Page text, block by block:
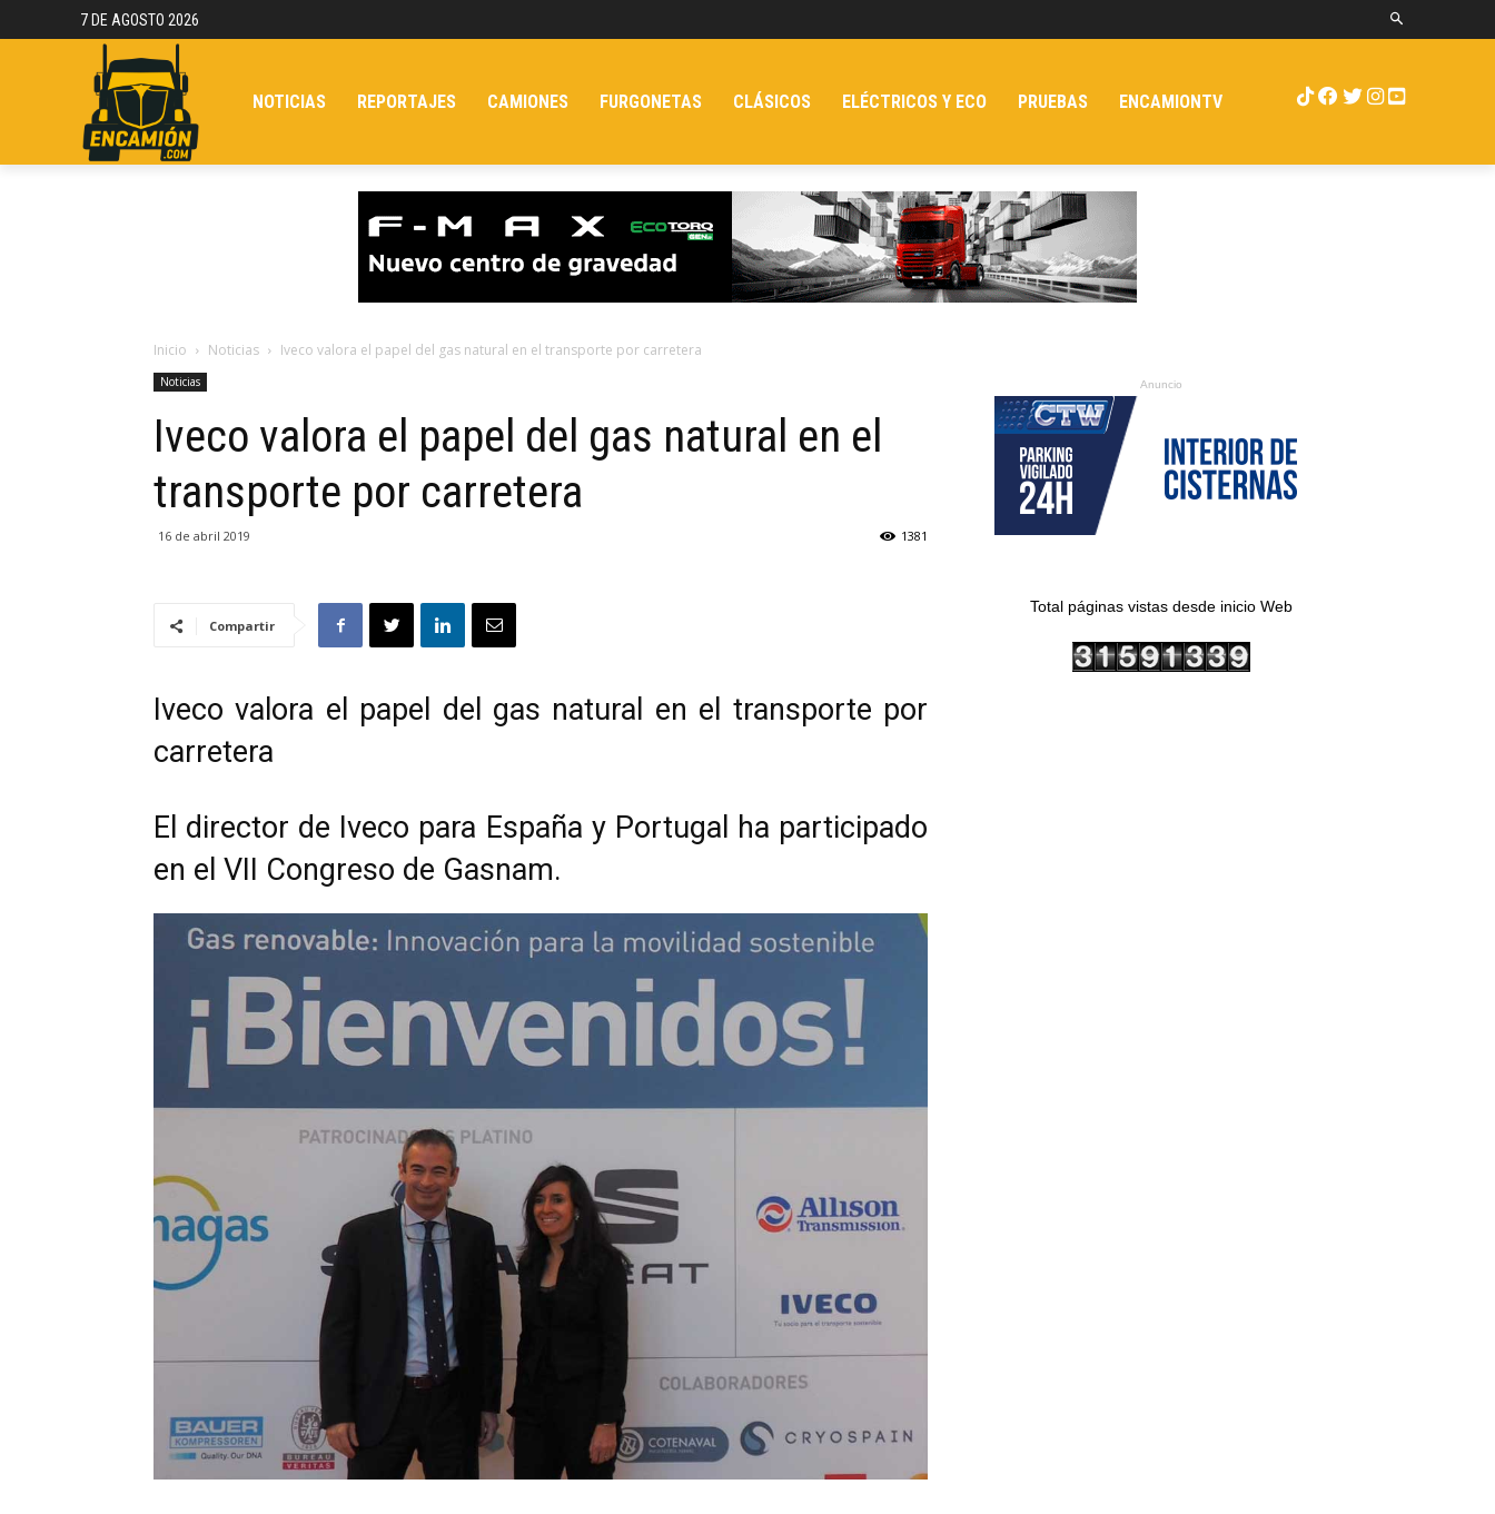
7 DE AGOSTO 2026
NOTICIAS REPORTAJES CAMIONES FURGONETAS CLÁSICOS ELÉCTRICOS Y ECO PRUEBAS ENCAMIONTV
Inicio Noticias Iveco valora el papel del gas natural en el transporte por carretera
Noticias
Iveco valora el papel del gas natural en el
transporte por carretera
16 de abril 2019 1381
Compartir
Iveco valora el papel del gas natural en el transporte por
carretera
El director de Iveco para España y Portugal ha participado
en el VII Congreso de Gasnam.
Anuncio
Total páginas vistas desde inicio Web